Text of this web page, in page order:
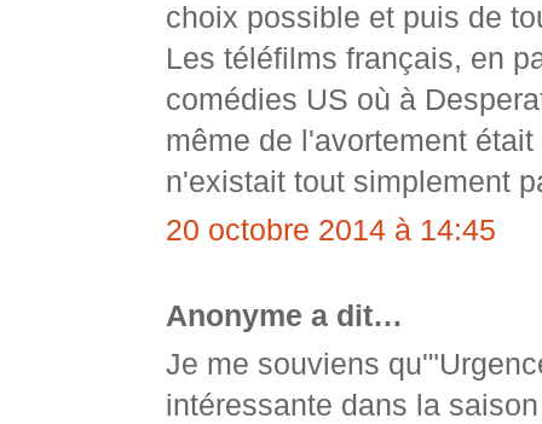
choix possible et puis de
Les téléfilms français, en
comédies US où à
même de l'avortement
n'existait tout simplement
20 octobre 2014 à 14:45
Anonyme a dit…
Je me souviens
intéressante dans la